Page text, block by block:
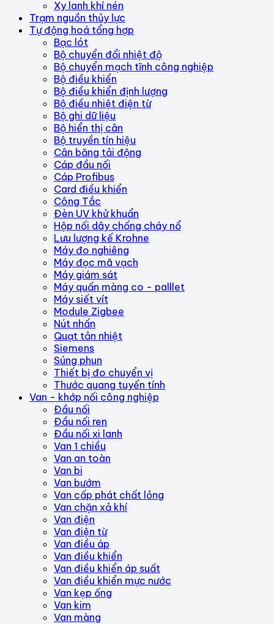
Xy lanh khí nén
Trạm nguồn thủy lực
Tự động hoá tổng hợp
Bạc lót
Bộ chuyển đổi nhiệt độ
Bộ chuyển mạch tĩnh công nghiệp
Bộ điều khiển
Bộ điều khiển định lượng
Bộ điều nhiệt điện từ
Bộ ghi dữ liệu
Bộ hiển thị cân
Bộ truyền tín hiệu
Cân băng tải động
Cáp đầu nối
Cáp Profibus
Card điều khiển
Công Tắc
Đèn UV khử khuẩn
Hộp nối dây chống cháy nổ
Lưu lượng kế Krohne
Máy đo nghiêng
Máy đọc mã vạch
Máy giám sát
Máy quấn màng co - palllet
Máy siết vít
Module Zigbee
Nút nhấn
Quạt tản nhiệt
Siemens
Súng phun
Thiết bị đo chuyển vị
Thước quang tuyến tính
Van - khớp nối công nghiệp
Đầu nối
Đầu nối ren
Đầu nối xi lanh
Van 1 chiều
Van an toàn
Van bi
Van bướm
Van cấp phát chất lỏng
Van chặn xả khí
Van điện
Van điện từ
Van điều áp
Van điều khiển
Van điều khiển áp suất
Van điều khiển mực nước
Van kẹp ống
Van kim
Van màng